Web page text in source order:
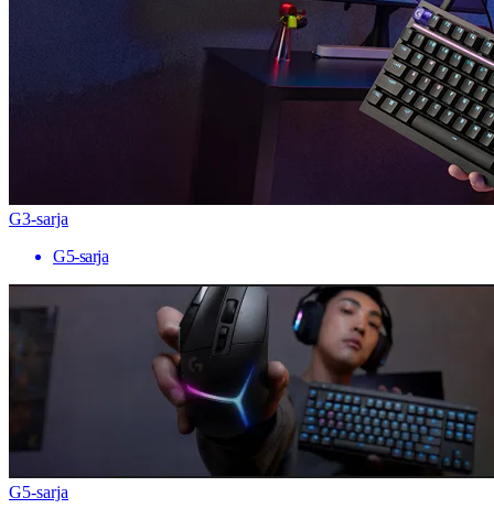
G3-sarja
G5-sarja
G5-sarja